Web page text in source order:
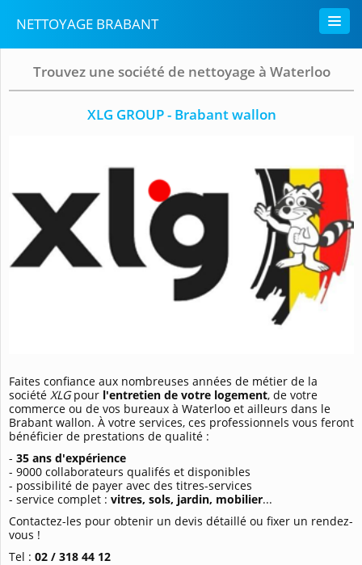
NETTOYAGE BRABANT
Trouvez une société de nettoyage à Waterloo
XLG GROUP - Brabant wallon
Faites confiance aux nombreuses années de métier de la
société XLGpour l'entretien de votre logement, de votre
commerce ou de vos bureaux à Waterloo et ailleurs dans le
Brabant wallon. À votre services, ces professionnels vous feront
bénéficier de prestations de qualité :
- 35 ans d'expérience
- 9000 collaborateurs qualifés et disponibles
- possibilité de payer avec des titres-services
- service complet : vitres, sols, jardin, mobilier...
Contactez-les pour obtenir un devis détaillé ou fixer un rendez-
vous !
Tel : 02 / 318 44 12